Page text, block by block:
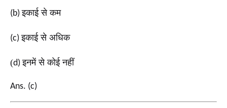
(b)इकाई से कम
(c)इकाई से अधिक
(d)इनमें से कोई नहीं
Ans. (c)